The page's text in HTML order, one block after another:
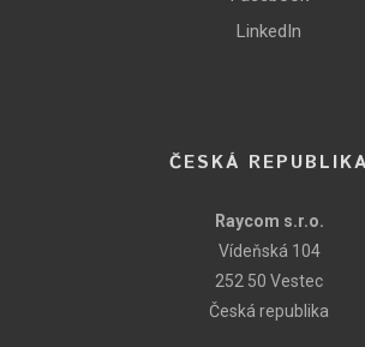
LinkedIn
ČESKÁ REPUBLIKA
Raycom s.r.o.
Vídeňská 104
252 50 Vestec
Česká republika